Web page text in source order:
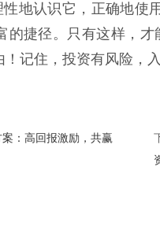
性地认识它，正确地
的捷径。只有这样，
记住，投资有风险，
：高回报激励，共赢